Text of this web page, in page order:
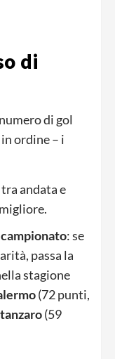
di
di gol
ordine – i
tra andata e
: se
passa la
stagione
(72 punti,
(59